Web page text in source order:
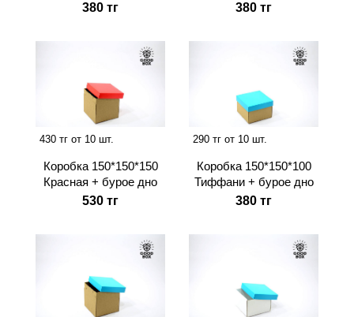
380 тг
380 тг
430 тг от 10 шт.
Коробка 150*150*150
Красная + бурое дно
530 тг
290 тг от 10 шт.
Коробка 150*150*100
Тиффани + бурое дно
380 тг